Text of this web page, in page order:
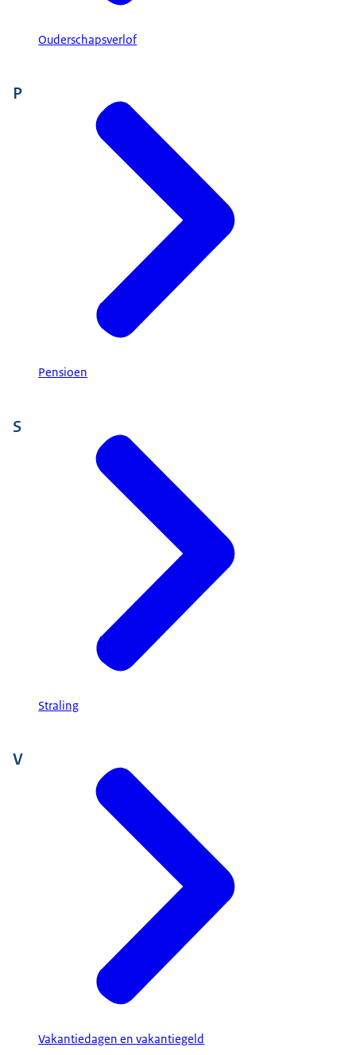
Ouderschapsverlof
P
Pensioen
S
Straling
V
Vakantiedagen en vakantiegeld